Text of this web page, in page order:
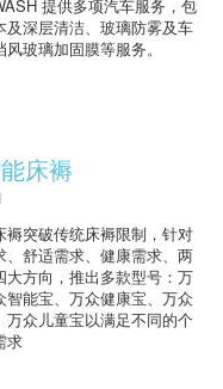
提供多项汽车服务，包
及深层清洁、玻璃防雾及车
玻璃加固膜等服务。
床褥
褥突破传统床褥限制，针对
、舒适需求、健康需求、两
大方向，推出多款型号：万
智能宝、万众健康宝、万众
万众儿童宝以满足不同的个
求